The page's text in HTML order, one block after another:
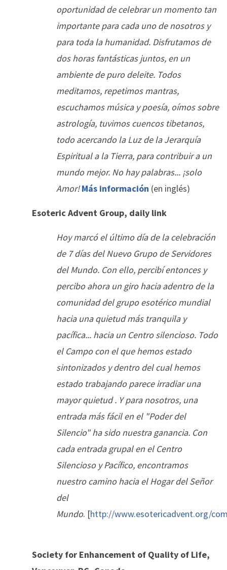
oportunidad de celebrar un momento tan
importante para cada uno de nosotros y
para toda la humanidad. Disfrutamos de
dos horas fantásticas juntos, en un
ambiente de puro deleite. Todos
meditamos, repetimos mantras,
escuchamos música y poesía, oímos sobre
astrología, tuvimos cuencos tibetanos,
todo acercando la Luz de la Jerarquía
Espiritual a la Tierra, para contribuir a un
mundo mejor. No hay palabras... ¡solo
Amor!Más información (en inglés)
Esoteric Advent Group, daily link
Hoy marcó el último día de la celebración
de 7 días del Nuevo Grupo de Servidores
del Mundo. Con ello, percibí entonces y
percibo ahora un giro hacia adentro de la
comunidad del grupo esotérico mundial
hacia una quietud más tranquila y
pacífica... hacia un Centro silencioso. Todo
el Campo con el que hemos estado
sintonizados y dentro del cual hemos
estado trabajando parece irradiar una
mayor quietud . Y para nosotros, una
entrada más fácil en el "Poder del
Silencio" ha sido nuestra ganancia. Con
cada entrada grupal en el Centro
Silencioso y Pacífico, encontramos
nuestro camino hacia el Hogar del Señor
del
Mundo. [http://www.esotericadvent.org/
Society for Enhancement of Quality of Life,